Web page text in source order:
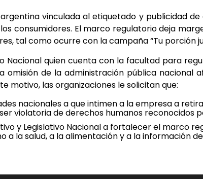
vinculada al etiquetado y publicidad
consumidores. El marco regulatorio deja
tal como ocurre con la campaña “Tu porción
Nacional quien cuenta con la facultad para
omisión de la administración pública nacional
motivo, las organizaciones le solicitan que:
nacionales a que intimen a la empresa a
violatoria de derechos humanos reconocidos
y Legislativo Nacional a fortalecer el marco
a la salud, a la alimentación y a la información